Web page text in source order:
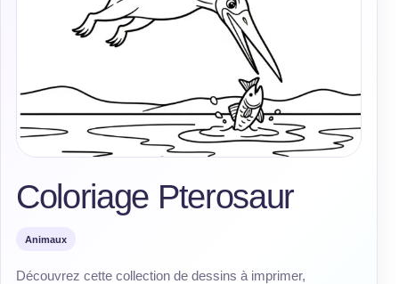
Coloriage Pterosaur
Animaux
Découvrez cette collection de dessins à imprimer,